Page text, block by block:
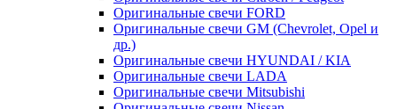
Оригинальные свечи FORD
Оригинальные свечи GM (Chevrolet, Opel и
др.)
Оригинальные свечи HYUNDAI / KIA
Оригинальные свечи LADA
Оригинальные свечи Mitsubishi